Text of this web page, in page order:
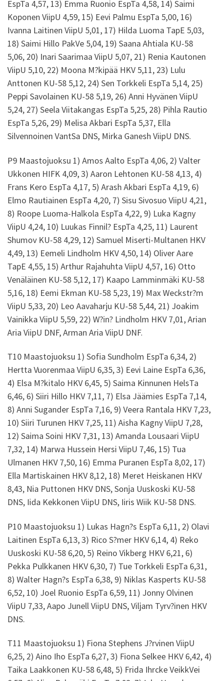
EspTa 4,57, 13) Emma Ruonio EspTa 4,58, 14) Saimi
Koponen ViipU 4,59, 15) Eevi Palmu EspTa 5,00, 16)
Ivanna Laitinen ViipU 5,01, 17) Hilda Luoma TapE 5,03,
18) Saimi Hillo PakVe 5,04, 19) Saana Ahtiala KU-58
5,06, 20) Inari Saarimaa ViipU 5,07, 21) Renia Kautonen
ViipU 5,10, 22) Moona M?kipää HKV 5,11, 23) Lulu
Anttonen KU-58 5,12, 24) Sen Torkkeli EspTa 5,14, 25)
Peppi Savolainen KU-58 5,19, 26) Anni Hyvänen ViipU
5,24, 27) Seela Viitakangas EspTa 5,25, 28) Pihla Rautio
EspTa 5,26, 29) Melisa Akbari EspTa 5,37, Ella
Silvennoinen VantSa DNS, Mirka Ganesh ViipU DNS.
P9 Maastojuoksu 1) Amos Aalto EspTa 4,06, 2) Valter
Ukkonen HIFK 4,09, 3) Aaron Lehtonen KU-58 4,13, 4)
Frans Kero EspTa 4,17, 5) Arash Akbari EspTa 4,19, 6)
Elmo Rautiainen EspTa 4,20, 7) Sisu Sivosuo ViipU 4,21,
8) Roope Luoma-Halkola EspTa 4,22, 9) Luka Kagny
ViipU 4,24, 10) Luukas Finnil? EspTa 4,25, 11) Laurent
Shumov KU-58 4,29, 12) Samuel Miserti-Multanen HKV
4,49, 13) Eemeli Lindholm HKV 4,50, 14) Oliver Aare
TapE 4,55, 15) Arthur Rajahuhta ViipU 4,57, 16) Otto
Venäläinen KU-58 5,12, 17) Kaapo Lamminmäki KU-58
5,16, 18) Eemi Ekman KU-58 5,23, 19) Max Weckstr?m
ViipU 5,33, 20) Leo Aavaharju KU-58 5,44, 21) Joakim
Vainikka ViipU 5,59, 22) W?in? Lindholm HKV 7,01, Arian
Aria ViipU DNF, Arman Aria ViipU DNF.
T10 Maastojuoksu 1) Sofia Sundholm EspTa 6,34, 2)
Hertta Vuorenmaa ViipU 6,35, 3) Eevi Laine EspTa 6,36,
4) Elsa M?kitalo HKV 6,45, 5) Saima Kinnunen HelsTa
6,46, 6) Siiri Hillo HKV 7,11, 7) Elsa Jäämies EspTa 7,14,
8) Anni Sugander EspTa 7,16, 9) Veera Rantala HKV 7,23,
10) Siiri Turunen HKV 7,25, 11) Aisha Kagny ViipU 7,28,
12) Saima Soini HKV 7,31, 13) Amanda Lousaari ViipU
7,32, 14) Marwa Hussein Hersi ViipU 7,46, 15) Tua
Ulmanen HKV 7,50, 16) Emma Puranen EspTa 8,02, 17)
Ella Martiskainen HKV 8,12, 18) Meret Heiskanen HKV
8,43, Nia Puttonen HKV DNS, Sonja Uuskoski KU-58
DNS, Iida Kekkonen ViipU DNS, Iiris Wiik KU-58 DNS.
P10 Maastojuoksu 1) Lukas Hagn?s EspTa 6,11, 2) Olavi
Laitinen EspTa 6,13, 3) Rico S?mer HKV 6,14, 4) Reko
Uuskoski KU-58 6,20, 5) Reino Vikberg HKV 6,21, 6)
Pekka Pulkkanen HKV 6,30, 7) Tue Torkkeli EspTa 6,31,
8) Walter Hagn?s EspTa 6,38, 9) Niklas Kasperts KU-58
6,52, 10) Joel Ruonio EspTa 6,59, 11) Jonny Olvinen
ViipU 7,33, Aapo Junell ViipU DNS, Viljam Tyrv?inen HKV
DNS.
T11 Maastojuoksu 1) Fiona Stephens J?rvinen ViipU
6,25, 2) Aino Iho EspTa 6,27, 3) Fiona Selkee HKV 6,42, 4)
Taika Laakkonen KU-58 6,48, 5) Frida Ihrcke VeikkVei